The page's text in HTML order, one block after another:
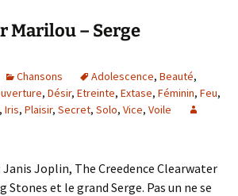
Marilou – Serge
Chansons Adolescence, Beauté,
, Désir, Etreinte, Extase, Féminin, Feu,
, Iris, Plaisir, Secret, Solo, Vice, Voile
Joplin, The Creedence Clearwater
Stones et le grand Serge. Pas un ne se